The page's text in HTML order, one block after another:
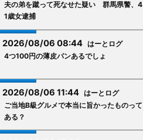
夫の弟を蹴って死なせた疑い 群馬県警、4
1歳女逮捕
2026/08/06 08:44はーとログ
4つ100円の薄皮パンあるでしょ
2026/08/06 11:44はーとログ
ご当地B級グルメで本当に旨かったものって
ある？